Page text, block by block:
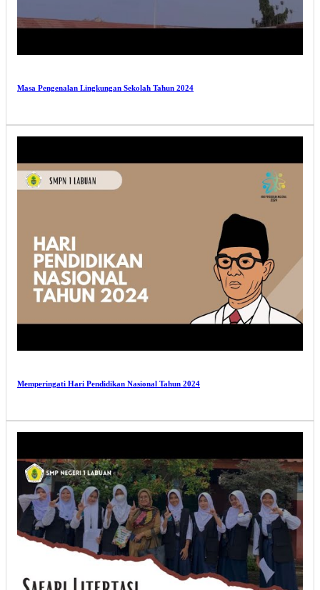
Masa Pengenalan Lingkungan Sekolah Tahun 2024
Memperingati Hari Pendidikan Nasional Tahun 2024